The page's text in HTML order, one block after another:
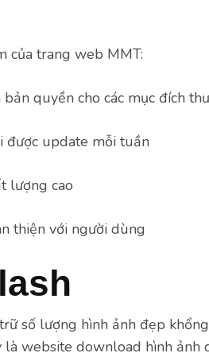
của trang web MMT:
quyền cho các mục đích
được update mỗi tuần
lượng cao
thiện với người dùng
số lượng hình ảnh đẹp
là website download hình